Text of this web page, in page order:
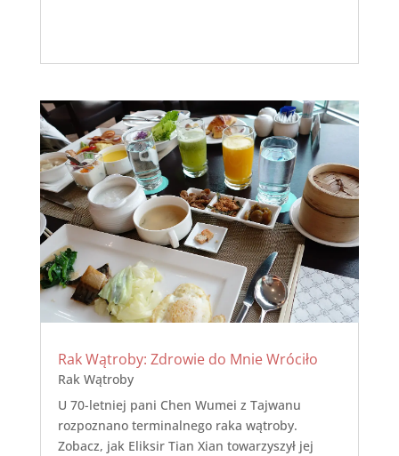
Rak Wątroby: Zdrowie do Mnie Wróciło
Rak Wątroby
U 70-letniej pani Chen Wumei z Tajwanu
rozpoznano terminalnego raka wątroby.
Zobacz, jak Eliksir Tian Xian towarzyszył jej